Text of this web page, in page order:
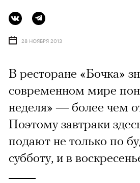
28 НОЯБРЯ 2013
В ресторане «Бочка»
современном мире
неделя» — более чем
Поэтому завтраки
подают не только по
субботу, и в